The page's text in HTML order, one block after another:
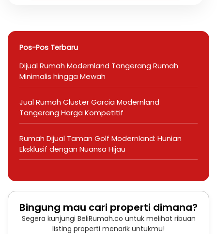
Pos-Pos Terbaru
Dijual Rumah Modernland Tangerang Rumah
Minimalis hingga Mewah
Jual Rumah Cluster Garcia Modernland
Tangerang Harga Kompetitif
Rumah Dijual Taman Golf Modernland: Hunian
Eksklusif dengan Nuansa Hijau
Bingung mau cari properti dimana?
Segera kunjungi BeliRumah.co untuk melihat ribuan
listing properti menarik untukmu!